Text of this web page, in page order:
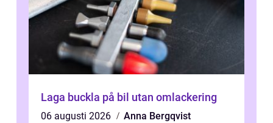
Laga buckla på bil utan omlackering
06 augusti 2026
Anna Bergqvist